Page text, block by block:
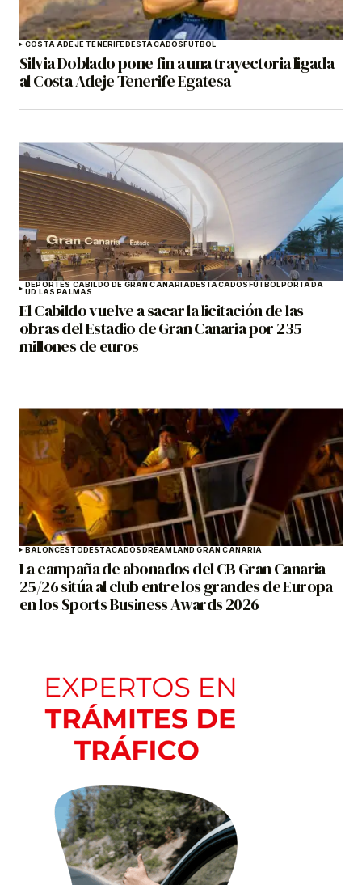
COSTA ADEJE TENERIFE DESTACADOS FÚTBOL
Silvia Doblado pone fin a una trayectoria ligada
al Costa Adeje Tenerife Egatesa
DEPORTES CABILDO DE GRAN CANARIADESTACADOS FÚTBOL PORTADA
UD LAS PALMAS
El Cabildo vuelve a sacar la licitación de las
obras del Estadio de Gran Canaria por 235
millones de euros
BALONCESTO DESTACADOS DREAMLAND GRAN CANARIA
La campaña de abonados del CB Gran Canaria
25/26 sitúa al club entre los grandes de Europa
en los Sports Business Awards 2026